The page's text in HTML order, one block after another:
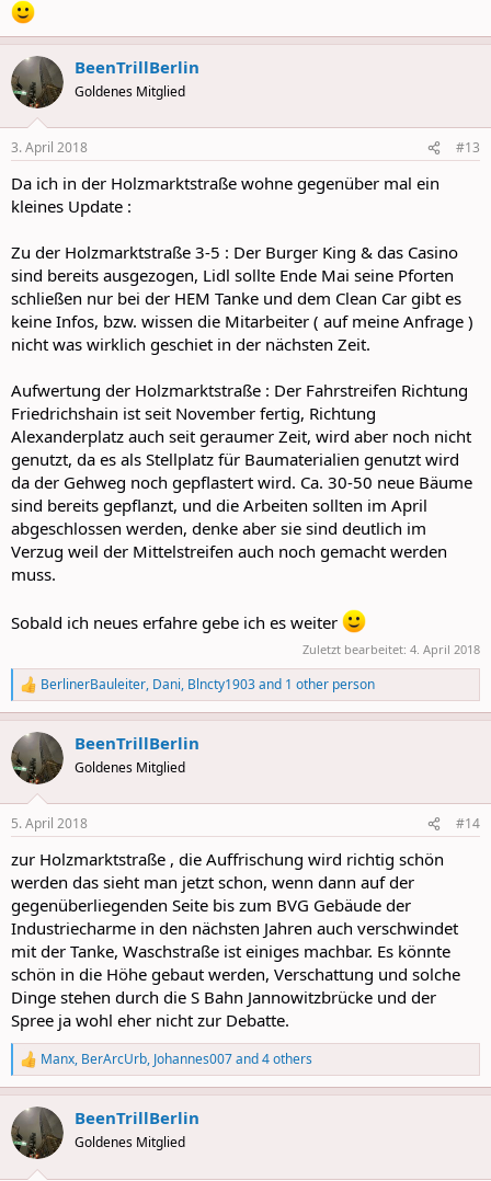
BeenTrillBerlin
Goldenes Mitglied
3. April 2018 #13
Da ich in der Holzmarktstraße wohne gegenüber mal ein
kleines Update :
Zu der Holzmarktstraße 3-5 : Der Burger King & das Casino
sind bereits ausgezogen, Lidl sollte Ende Mai seine Pforten
schließen nur bei der HEM Tanke und dem Clean Car gibt es
keine Infos, bzw. wissen die Mitarbeiter ( auf meine Anfrage )
nicht was wirklich geschiet in der nächsten Zeit.
Aufwertung der Holzmarktstraße : Der Fahrstreifen Richtung
Friedrichshain ist seit November fertig, Richtung
Alexanderplatz auch seit geraumer Zeit, wird aber noch nicht
genutzt, da es als Stellplatz für Baumaterialien genutzt wird
da der Gehweg noch gepflastert wird. Ca. 30-50 neue Bäume
sind bereits gepflanzt, und die Arbeiten sollten im April
abgeschlossen werden, denke aber sie sind deutlich im
Verzug weil der Mittelstreifen auch noch gemacht werden
muss.
Sobald ich neues erfahre gebe ich es weiter
Zuletzt bearbeitet: 4. April 2018
R
e
a
c
t
i
s
BerlinerBauleiter, Dani, Blncty1903and 1 other person
BeenTrillBerlin
Goldenes Mitglied
5. April 2018 #14
zur Holzmarktstraße , die Auffrischung wird richtig schön
werden das sieht man jetzt schon, wenn dann auf der
gegenüberliegenden Seite bis zum BVG Gebäude der
Industriecharme in den nächsten Jahren auch verschwindet
mit der Tanke, Waschstraße ist einiges machbar. Es könnte
schön in die Höhe gebaut werden, Verschattung und solche
Dinge stehen durch die S Bahn Jannowitzbrücke und der
Spree ja wohl eher nicht zur Debatte.
R
e
a
c
t
i
Manx, BerArcUrb, Johannes007and 4 others
BeenTrillBerlin
Goldenes Mitglied